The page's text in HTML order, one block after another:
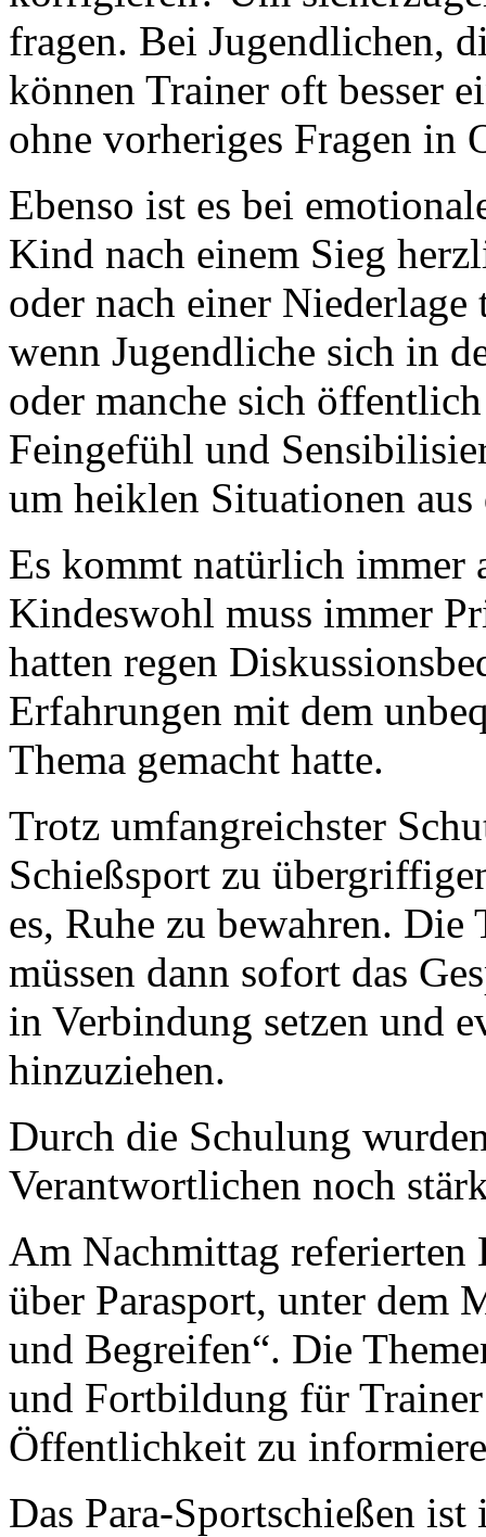
fragen. Bei Jugendlichen,
können Trainer oft besser
ohne vorheriges Fragen in
Ebenso ist es bei
Kind nach einem Sieg
oder nach einer
wenn Jugendliche sich in
oder manche sich
Feingefühl und
um heiklen Situationen aus
Es kommt natürlich immer
Kindeswohl muss immer
hatten regen
Erfahrungen mit dem
Thema gemacht hatte.
Trotz umfangreichster
Schießsport zu
es, Ruhe zu bewahren.
müssen dann sofort das
in Verbindung setzen und
hinzuziehen.
Durch die Schulung
Verantwortlichen noch
Am Nachmittag
über Parasport, unter dem
und Begreifen“. Die
und Fortbildung für
Öffentlichkeit zu
Das Para-Sportschießen